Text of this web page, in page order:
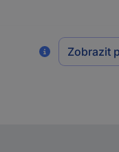
Zobrazit